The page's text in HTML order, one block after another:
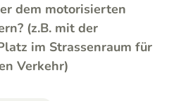
dem motorisierten
(z.B. mit der
im Strassenraum für
Verkehr)